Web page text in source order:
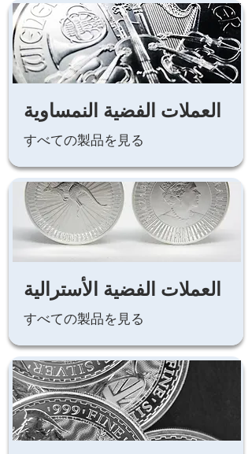
العملات الفضية النمساوية
すべての製品を見る
العملات الفضية الأسترالية
すべての製品を見る